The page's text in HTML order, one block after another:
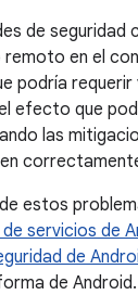
de
en el
podría
efecto que
las
estos
servicios de
de
de Android.